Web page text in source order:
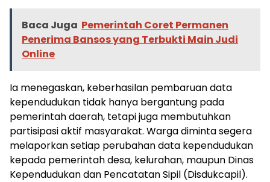
Baca Juga Pemerintah Coret Permanen
Penerima Bansos yang Terbukti Main Judi
Online
Ia menegaskan, keberhasilan pembaruan data
kependudukan tidak hanya bergantung pada
pemerintah daerah, tetapi juga membutuhkan
partisipasi aktif masyarakat. Warga diminta segera
melaporkan setiap perubahan data kependudukan
kepada pemerintah desa, kelurahan, maupun Dinas
Kependudukan dan Pencatatan Sipil (Disdukcapil).